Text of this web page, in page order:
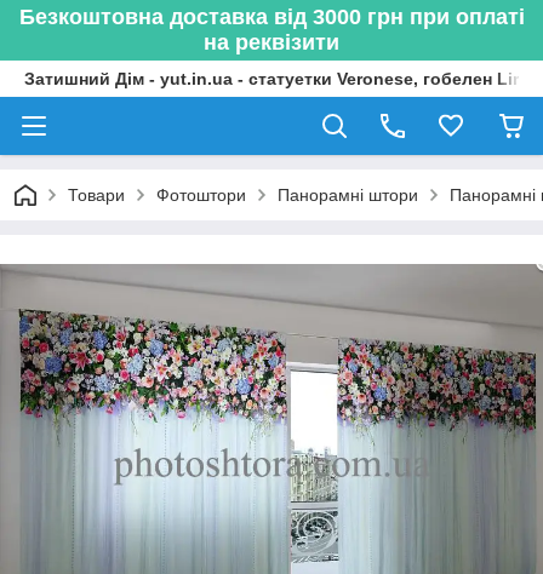
Безкоштовна доставка від 3000 грн при оплаті
на реквізити
Затишний Дім - yut.in.ua - статуетки Veronese, гобелен
Товари Фотоштори Панорамні штори Панорамні